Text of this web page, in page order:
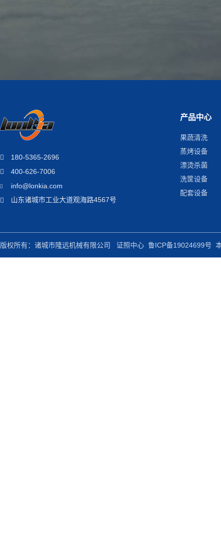
180-5365-2696
400-626-7006
info@lonkia.com
山东诸城市工业大道观海路4567号
产品中心
果蔬清洗
蒸烤设备
漂烫杀菌
洗筐设备
配套设备
版权所有：诸城市隆远机械有限公司 证照中心 鲁ICP备19024699号